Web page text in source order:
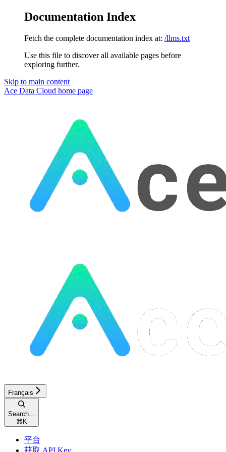
Documentation Index
Fetch the complete documentation index at: /llms.txt
Use this file to discover all available pages before
exploring further.
Skip to main content
Ace Data Cloud home page
Français
Search...
⌘ K
平台
获取 API Key